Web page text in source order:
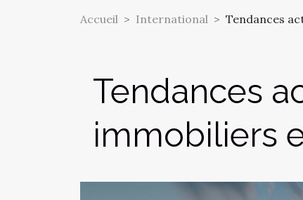
Accueil International Tendances
Tendances
immobiliers